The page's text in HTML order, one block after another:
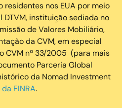
residentes nos EUA por meio
instituição sediada no
de Valores Mobiliário,
da CVM, em especial
CVM nº 33/2005 (para mais
Parceria Global
da Nomad Investment
FINRA.